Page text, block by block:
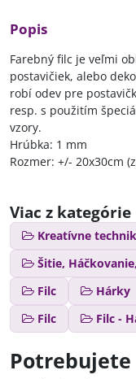
Popis
Farebný filc je veľmi
postavičiek, alebo
robí odev pre
resp. s použitím
vzory.
Hrúbka: 1 mm
Rozmer: +/- 20x30cm
Viac z kategórie
Kreatívne
Šitie,
Filc
Hárky
Filc
Filc -